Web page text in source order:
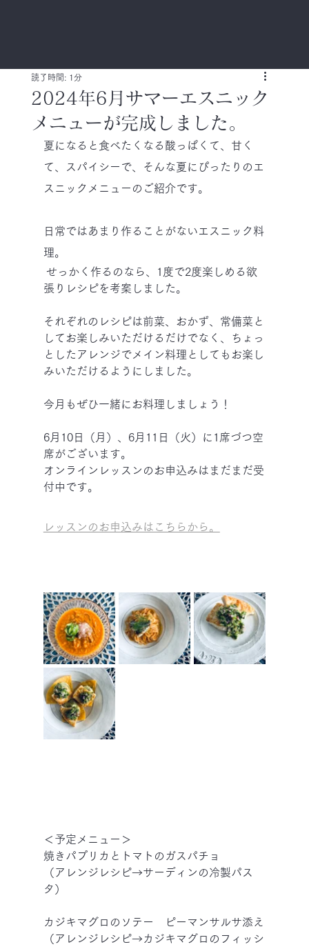
2024年6月サマーエスニック
メニューが完成しました。
読了時間: 1分
夏になると食べたくなる酸っぱくて、甘く
て、スパイシーで、そんな夏にぴったりのエ
スニックメニューのご紹介です。
日常ではあまり作ることがないエスニック料
理。
せっかく作るのなら、1度で2度楽しめる欲
張りレシピを考案しました。
それぞれのレシピは前菜、おかず、常備菜と
してお楽しみいただけるだけでなく、ちょっ
としたアレンジでメイン料理としてもお楽し
みいただけるようにしました。
今月もぜひ一緒にお料理しましょう！
6月10日（月）、6月11日（火）に1席づつ空
席がございます。
オンラインレッスンのお申込みはまだまだ受
付中です。
レッスンのお申込みはこちらから。
＜予定メニュー＞
焼きパプリカとトマトのガスパチョ
（アレンジレシピ→サーディンの冷製パス
タ）
カジキマグロのソテー　ピーマンサルサ添え
（アレンジレシピ→カジキマグロのフィッシ